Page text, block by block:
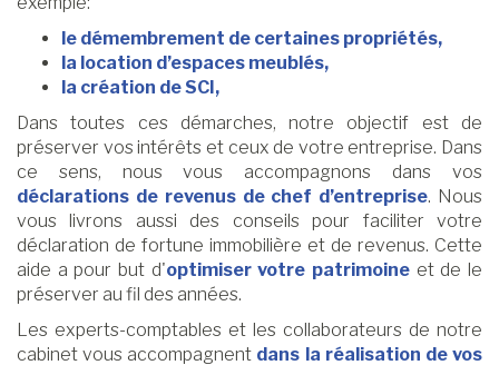
le démembrement de certaines propriétés,
la location d’espaces meublés,
la création de SCI,
Dans toutes ces démarches, notre objectif est de
préserver vos intérêts et ceux de votre entreprise. Dans
ce sens, nous vous accompagnons dans vos
déclarations de revenus de chef d’entreprise. Nous
vous livrons aussi des conseils pour faciliter votre
déclaration de fortune immobilière et de revenus. Cette
aide a pour but d'optimiser votre patrimoine et de le
préserver au fil des années.
Les experts-comptables et les collaborateurs de notre
cabinet vous accompagnent dans la réalisation de vos